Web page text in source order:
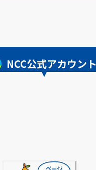
NCC公式アカウント